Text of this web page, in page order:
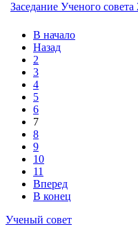
Заседание Ученого совета
В начало
Назад
2
3
4
5
6
7
8
9
10
11
Вперед
В конец
Ученый совет